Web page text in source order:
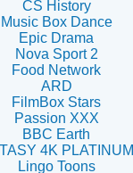
CS History
Music Box Dance
Epic Drama
Nova Sport 2
Food Network
ARD
FilmBox Stars
Passion XXX
BBC Earth
4K PLATINUM
Lingo Toons